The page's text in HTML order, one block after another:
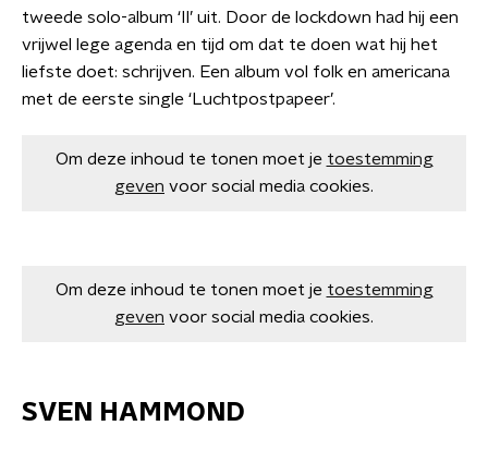
tweede solo-album ‘II’ uit. Door de lockdown had hij een
vrijwel lege agenda en tijd om dat te doen wat hij het
liefste doet: schrijven. Een album vol folk en americana
met de eerste single ‘Luchtpostpapeer’.
Om deze inhoud te tonen moet je toestemming
geven voor social media cookies.
Om deze inhoud te tonen moet je toestemming
geven voor social media cookies.
SVEN HAMMOND